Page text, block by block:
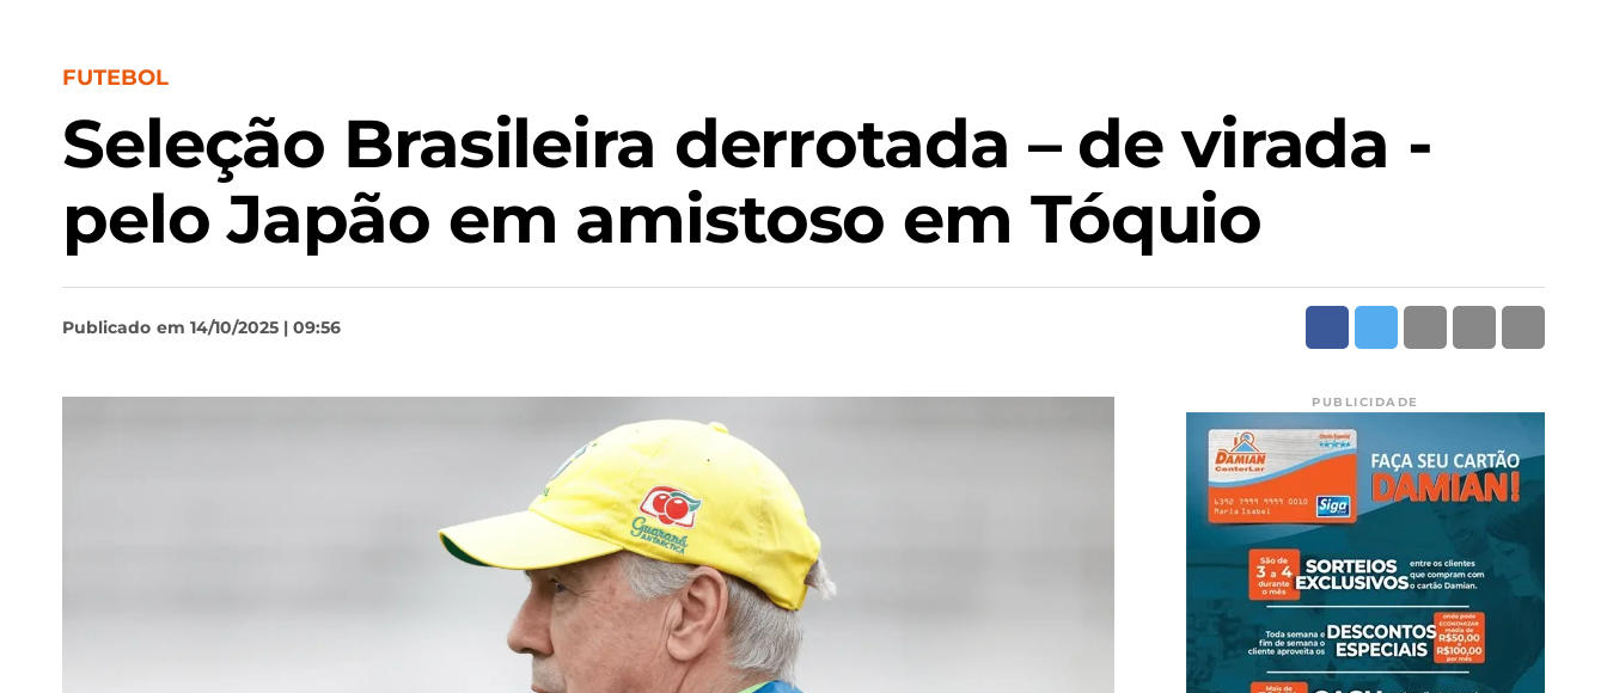
FUTEBOL
Seleção Brasileira derrotada – de virada -
pelo Japão em amistoso em Tóquio
Publicado em 14/10/2025 | 09:56
PUBLICIDADE